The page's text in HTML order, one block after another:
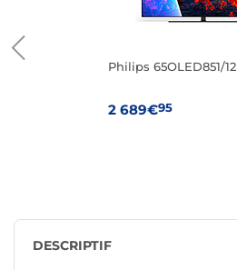
Philips 65OLED851/12
2 689€95
DESCRIPTIF